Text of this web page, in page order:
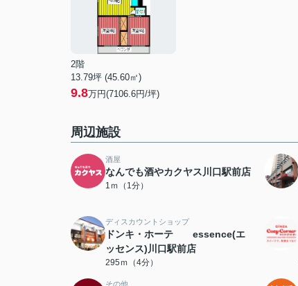
2階
13.79坪 (45.60㎡)
9.8万円(7106.6円/坪)
周辺施設
酒屋
なんでも酒やカクヤス川口駅前店
1ｍ（1分）
ディスカウントショップ
ドンキ・ホーテ essence(エ
ッセンス)川口駅前店
295ｍ（4分）
その他